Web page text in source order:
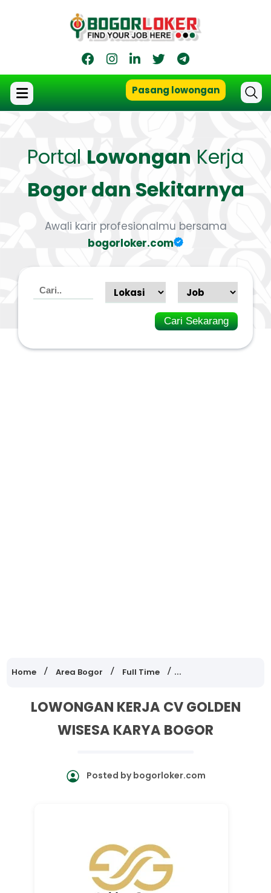
Pasang lowongan
Portal Lowongan Kerja
Bogor dan Sekitarnya
Awali karir profesionalmu bersama
bogorloker.com
Cari Sekarang
Home Area Bogor Full Time Lowongan Kerja
LOWONGAN KERJA CV GOLDEN
WISESA KARYA BOGOR
Posted bybogorloker.com